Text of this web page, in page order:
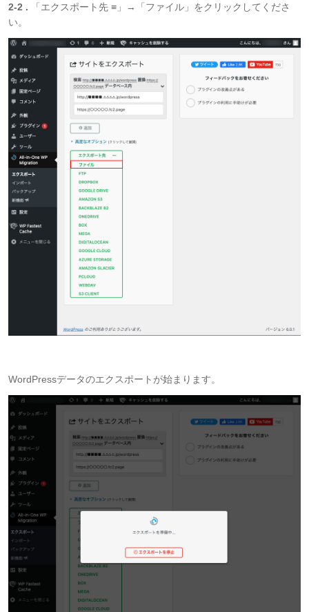
2-2 .
「エクスポート先 ≡」→「ファイル」をクリックしてくださ
い。
WordPressデータのエクスポートが始まります。